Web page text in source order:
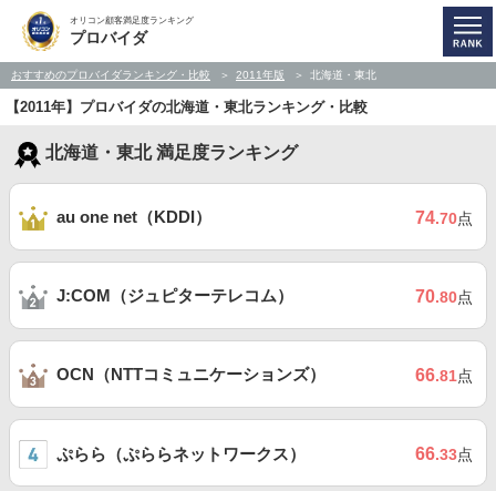
オリコン顧客満足度ランキング
プロバイダ
おすすめのプロバイダランキング・比較 2011年版 北海道・東北
【2011年】プロバイダの北海道・東北ランキング・比較
北海道・東北 満足度ランキング
au one net（KDDI） 74.70点
J:COM（ジュピターテレコム） 70.80点
OCN（NTTコミュニケーションズ） 66.81点
ぷらら（ぷららネットワークス） 66.33点